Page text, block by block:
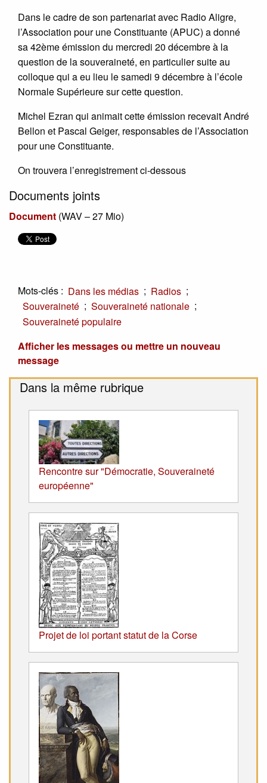
Dans le cadre de son partenariat avec Radio Aligre,
l’Association pour une Constituante (APUC) a donné
sa 42ème émission du mercredi 20 décembre à la
question de la souveraineté, en particulier suite au
colloque qui a eu lieu le samedi 9 décembre à l’école
Normale Supérieure sur cette question.
Michel Ezran qui animait cette émission recevait André
Bellon et Pascal Geiger, responsables de l’Association
pour une Constituante.
On trouvera l’enregistrement ci-dessous
Documents joints
Document (WAV – 27 Mio)
Mots-clés : Dans les médias ; Radios ;
Souveraineté ; Souveraineté nationale ;
Souveraineté populaire
Afficher les messages ou mettre un nouveau
message
Dans la même rubrique
Rencontre sur "Démocratie, Souveraineté
européenne"
Projet de loi portant statut de la Corse